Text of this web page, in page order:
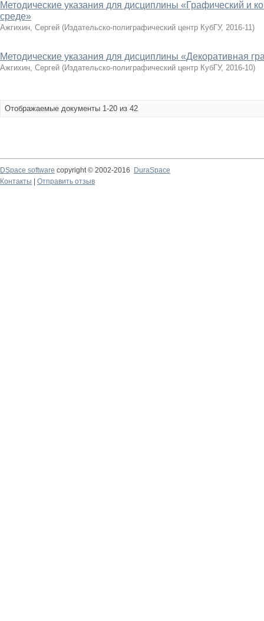
Методические указания для дисциплины «Графический и
среде»
Ажгихин, Сергей (Издательско-полиграфический центр КубГУ, 2016-11)
Методические указания для дисциплины «Декоративная
Ажгихин, Сергей (Издательско-полиграфический центр КубГУ, 2016-10)
Отображаемые документы 1-20 из 42
DSpace software copyright © 2002-2016
DuraSpace
Контакты
Отправить отзыв